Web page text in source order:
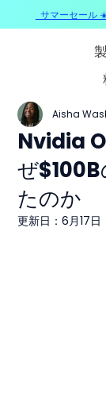
Nvidia
ぜ$100B
たのか
Aisha
更新日：6月17日
サマーセール